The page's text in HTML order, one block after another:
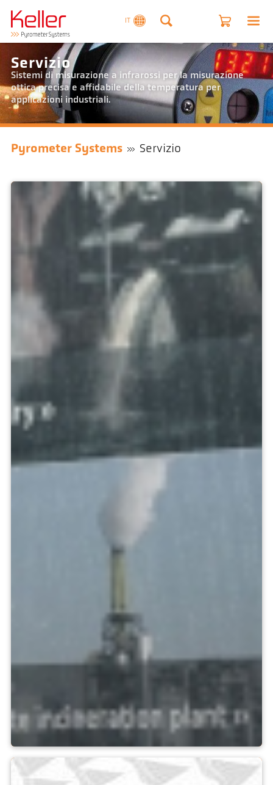
IT
Servizio
Sistemi di misurazione a infrarossi per la misurazione
ottica precisa e affidabile della temperatura per
applicazioni industriali.
Pyrometer Systems Servizio
Applicazione